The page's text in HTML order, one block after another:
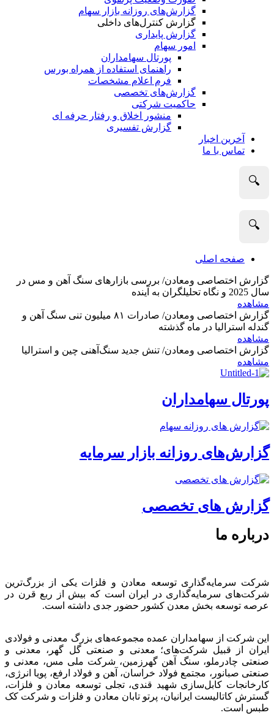
گزارش‌های روزانه بازار سهام
گزارش کنترل‌های داخلی
گزارش پایداری
امور سهام
پورتال سهامداران
راهنمای استفاده از همراه بورس
فرم اعلام مشخصات
گزارش‌های تخصصی
حاکمیت شرکتی
منشور اخلاق و رفتار حرفه­ ای
گزارش تفسیری
آخرین اخبار
تماس با ما
🔍
🔍
صفحه اصلی
گزارش اختصاصی ومعادن/ بررسی بازارهای سنگ آهن و مس در
سال 2025 و نگاه تحلیلگران به آینده
مشاهده
گزارش اختصاصی ومعادن/ صادرات ۸۱ میلیون تنی سنگ آهن و
گندله استرالیا در ماه گذشته
مشاهده
گزارش اختصاصی ومعادن/ تنش جدید سنگ‌آهنی چین و استرالیا
مشاهده
پورتال سهامداران
گزارش‌های روزانه بازار سرمایه
گزارش های تخصصی
درباره ما
شرکت سرمایه‌گذاری توسعه معادن و فلزات یکی از بزرگ‌ترین
شرکت‌های سرمایه‌گذاری در ایران است که بیش از ربع قرن در
عرصه توسعه بخش معدن کشور حضور جدی داشته است.
این شرکت از سهامداران عمده مجموعه‌های بزرگ معدنی و فولادی
ایران از قبیل شرکت‌های؛ معدنی و صنعتی گل گهر، معدنی و
صنعتی چادرملو، سنگ آهن گهرزمین، شرکت ملی مس، معدنی و
صنعتی صبانور، مجتمع فولاد خراسان، آهن و فولاد ارفع، پویا انرژی،
کارخانجات کابل‌سازی شهید قندی، تجلی توسعه معادن و فلزات،
گسترش کاتالیست ایرانیان، پرتو تابان معادن و فلزات و شرکت کک
طبس است.